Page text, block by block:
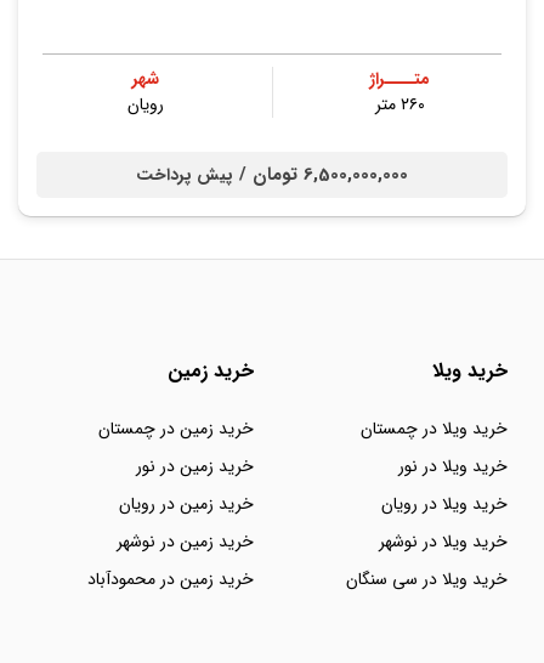
متــــراژ
۲۶۰ متر
شهر
رویان
6,500,000,000 تومان / پیش پرداخت
خرید ویلا
خرید ویلا در چمستان
خرید ویلا در نور
خرید ویلا در رویان
خرید ویلا در نوشهر
خرید ویلا در سی سنگان
خرید زمین
خرید زمین در چمستان
خرید زمین در نور
خرید زمین در رویان
خرید زمین در نوشهر
خرید زمین در محمودآباد